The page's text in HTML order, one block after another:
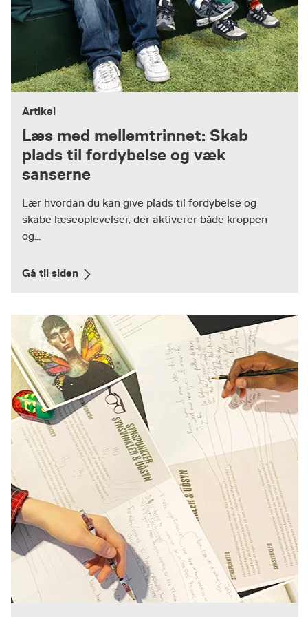
Artikel
Læs med mellemtrinnet: Skab
plads til fordybelse og væk
sanserne
Lær hvordan du kan give plads til fordybelse og
skabe læseoplevelser, der aktiverer både kroppen
og...
Gå til siden